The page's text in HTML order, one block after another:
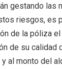
gestando las
riesgos, es
de la póliza
de su calidad
al monto del